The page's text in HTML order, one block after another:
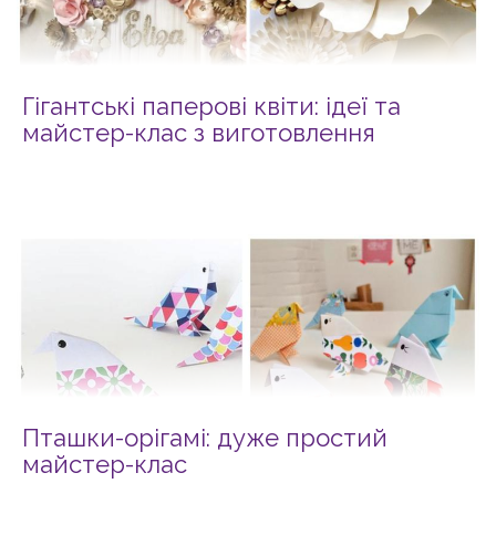
Гігантські паперові квіти: ідеї та
майстер-клас з виготовлення
Пташки-орігамі: дуже простий
майстер-клас